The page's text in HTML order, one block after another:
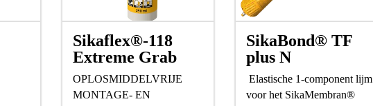
Sikaflex®-118
Extreme Grab
OPLOSMIDDELVRIJE
MONTAGE- EN
SikaBond® TF
plus N
Elastische 1-component lijm
voor het SikaMembran®